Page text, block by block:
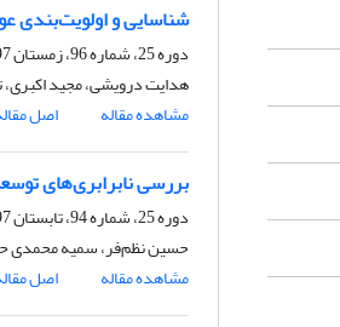
شناسایی و اولویت‌بندی
دوره 25، شماره 96، زمستان 1397، صفحه
هدایت درویشی، مجید اکبری،
مشاهده مقاله
اصل
بررسی نابرابری‌های
دوره 25، شماره 94، تابستان 1397، صفحه
حسین نظم‌فر، سمیه محمدی
مشاهده مقاله
اصل